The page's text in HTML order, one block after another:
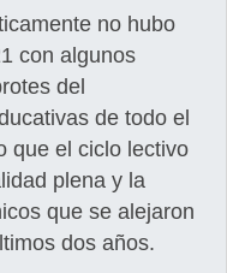
no hubo
con algunos
del
de todo el
que el ciclo lectivo
plena y la
que se alejaron
dos años.